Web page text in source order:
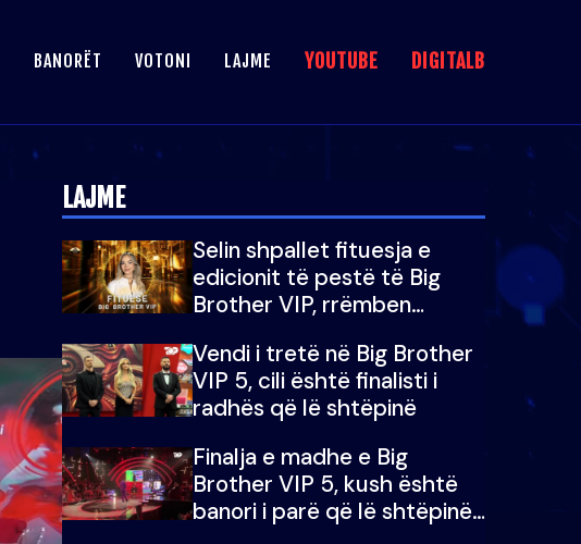
BANORËT VOTONI LAJME YOUTUBE DIGITALB
LAJME
Selin shpallet fituesja e
edicionit të pestë të Big
Brother VIP, rrëmben
mijë eurosh
Vendi i tretë në Big Brother
VIP 5, cili është finalisti i
radhës që lë shtëpinë
Finalja e madhe e Big
Brother VIP 5, kush është
banori i parë që lë shtëpinë